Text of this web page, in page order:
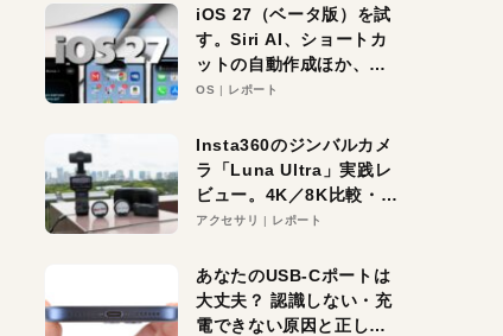
iOS 27（ベータ版）を試
す。Siri AI、ショートカ
ットの自動作成ほか、期
待大の便利機能5選。
る未来はすぐそこ！
OS レポート
Insta360のジンバルカメ
ラ「Luna Ultra」実践レ
ビュー。4K／8K比較・ズ
ーム・夜間撮影をチェッ
アクセサリ レポート
あなたのUSB-Cポートは
大丈夫？ 認識しない・充
電できない原因と正しい